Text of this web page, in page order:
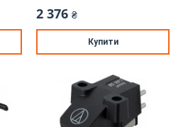
2 376 ₴
Купити